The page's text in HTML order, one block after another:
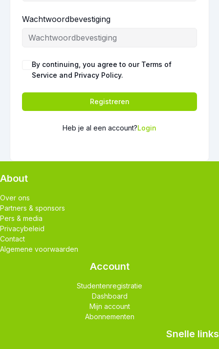
Wachtwoordbevestiging
By continuing, you agree to our Terms of
Service and Privacy Policy.
Registreren
Heb je al een account?Login
About
Over ons
Partners & sponsors
Pers & media
Privacybeleid
Contact
Algemene voorwaarden
Account
Studentenregistratie
Dashboard
Mijn account
Abonnementen
Snelle links